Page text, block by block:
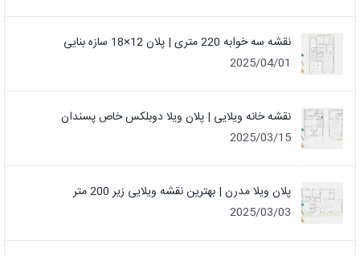
نقشه سه خوابه 220 متری | پلان 12×18 سازه بنایی
2025/04/01
نقشه خانه ویلایی | پلان ویلا دوبلکس خاص پسندان
2025/03/15
پلان ویلا مدرن | بهترین نقشه ویلایی زیر 200 متر
2025/03/03